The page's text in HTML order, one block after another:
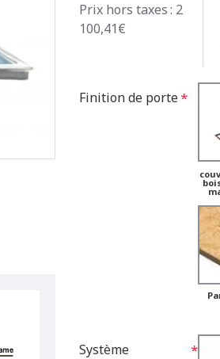
Prix hors taxes : 2
100,41€
Finition de porte
Système